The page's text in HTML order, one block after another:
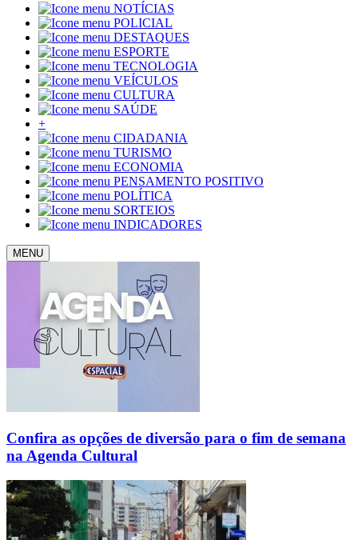
NOTÍCIAS
POLICIAL
DESTAQUES
ESPORTE
TECNOLOGIA
VEÍCULOS
CULTURA
SAÚDE
+
CIDADANIA
TURISMO
ECONOMIA
PENSAMENTO POSITIVO
POLÍTICA
SORTEIOS
INDICADORES
MENU
Confira as opções de diversão para o fim de semana
na Agenda Cultural